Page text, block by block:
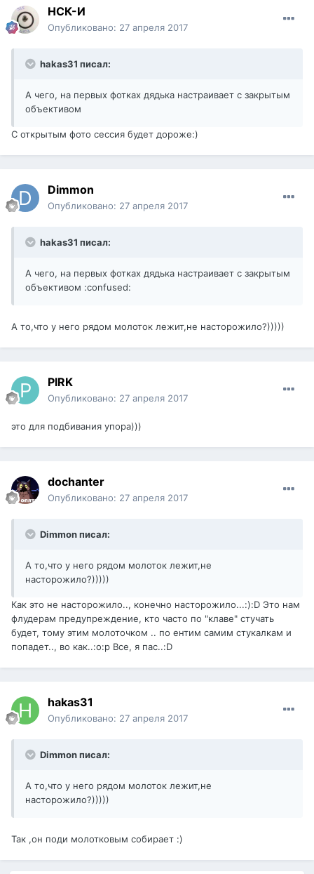
НСК-И
Опубликовано: 27 апреля 2017
hakas31 писал:
А чего, на первых фотках дядька настраивает с закрытым
объективом
С открытым фото сессия будет дороже:)
Dimmon
Опубликовано: 27 апреля 2017
hakas31 писал:
А чего, на первых фотках дядька настраивает с закрытым
объективом :confused:
А то,что у него рядом молоток лежит,не насторожило?)))))
PIRK
Опубликовано: 27 апреля 2017
это для подбивания упора)))
dochanter
Опубликовано: 27 апреля 2017
Dimmon писал:
А то,что у него рядом молоток лежит,не
насторожило?)))))
Как это не насторожило.., конечно насторожило...:):D Это нам
флудерам предупреждение, кто часто по "клаве" стучать
будет, тому этим молоточком .. по ентим самим стукалкам и
попадет.., во как..:o:p Все, я пас..:D
hakas31
Опубликовано: 27 апреля 2017
Dimmon писал:
А то,что у него рядом молоток лежит,не
насторожило?)))))
Так ,он поди молотковым собирает :)